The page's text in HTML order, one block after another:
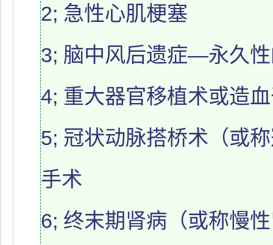
2; 急性心肌梗塞
3; 脑中风后遗症—永久
4; 重大器官移植术或造
5; 冠状动脉搭桥术（或
手术
6; 终末期肾病（或称慢